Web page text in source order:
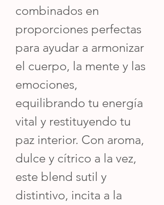
combinados en
proporciones perfectas
para ayudar a armonizar
el cuerpo, la mente y las
emociones,
equilibrando tu energía
vital y restituyendo tu
paz interior. Con aroma,
dulce y cítrico a la vez,
este blend sutil y
distintivo, incita a la